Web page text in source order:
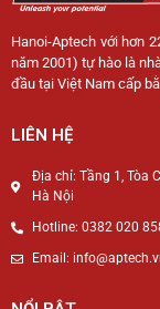
Hanoi-Aptech với hơn
năm 2001) tự hào là
đầu tại Việt Nam cấp
LIÊN HỆ
Địa chỉ: Tầng 1, Tòa
Hà Nội
Hotline: 0382 020
Email: